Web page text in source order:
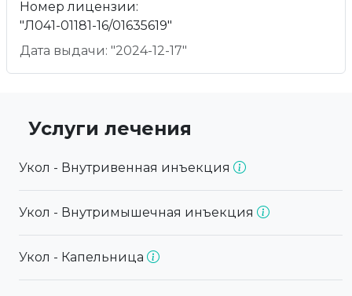
Номер лицензии:
"Л041-01181-16/01635619"
Дата выдачи: "2024-12-17"
Услуги лечения
Укол - Внутривенная инъекция
Укол - Внутримышечная инъекция
Укол - Капельница